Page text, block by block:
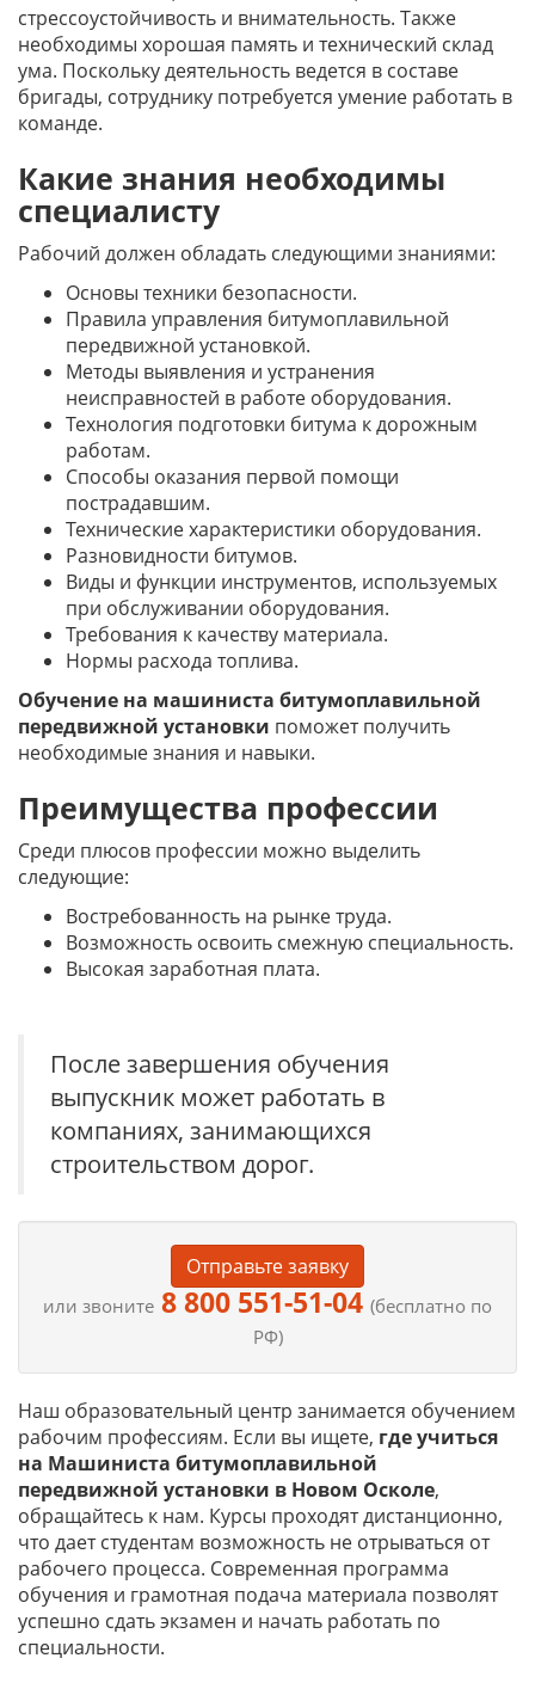
стрессоустойчивость и внимательность. Также
необходимы хорошая память и технический склад
ума. Поскольку деятельность ведется в составе
бригады, сотруднику потребуется умение работать в
команде.
Какие знания необходимы
специалисту
Рабочий должен обладать следующими знаниями:
Основы техники безопасности.
Правила управления битумоплавильной
передвижной установкой.
Методы выявления и устранения
неисправностей в работе оборудования.
Технология подготовки битума к дорожным
работам.
Способы оказания первой помощи
пострадавшим.
Технические характеристики оборудования.
Разновидности битумов.
Виды и функции инструментов, используемых
при обслуживании оборудования.
Требования к качеству материала.
Нормы расхода топлива.
Обучение на машиниста битумоплавильной
передвижной установки поможет получить
необходимые знания и навыки.
Преимущества профессии
Среди плюсов профессии можно выделить
следующие:
Востребованность на рынке труда.
Возможность освоить смежную специальность.
Высокая заработная плата.
После завершения обучения
выпускник может работать в
компаниях, занимающихся
строительством дорог.
Отправьте заявку
или звоните 8 800 551-51-04 (бесплатно по
РФ)
Наш образовательный центр занимается обучением
рабочим профессиям. Если вы ищете, где учиться
на Машиниста битумоплавильной
передвижной установки в Новом Осколе,
обращайтесь к нам. Курсы проходят дистанционно,
что дает студентам возможность не отрываться от
рабочего процесса. Современная программа
обучения и грамотная подача материала позволят
успешно сдать экзамен и начать работать по
специальности.